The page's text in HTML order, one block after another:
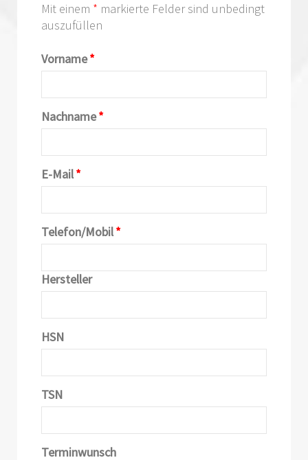
Mit einem * markierte Felder sind unbedingt
auszufüllen
Vorname*
Nachname*
E-Mail*
Telefon/Mobil*
Hersteller
HSN
TSN
Terminwunsch